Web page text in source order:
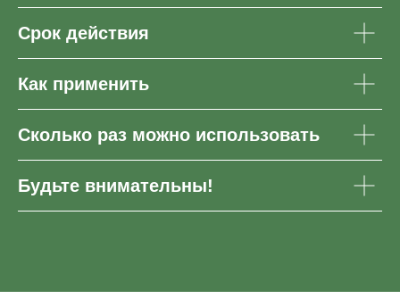
Срок действия
Как применить
Сколько раз можно использовать
Будьте внимательны!